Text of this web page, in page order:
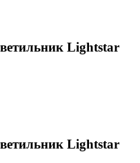
Lightstar
Lightstar